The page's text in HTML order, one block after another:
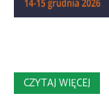
CZYTAJ WIĘCEJ